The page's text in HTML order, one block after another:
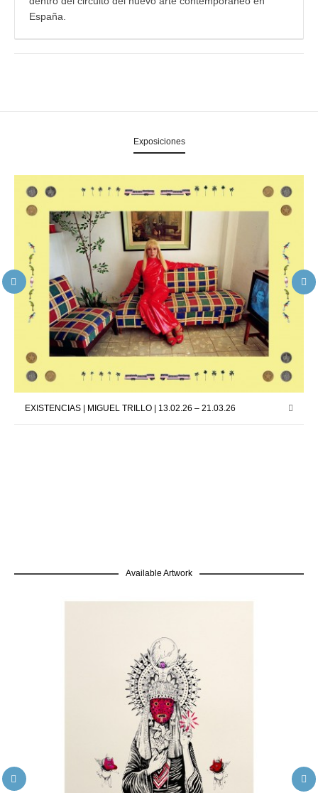
España.
Exposiciones
EXISTENCIAS | MIGUEL TRILLO | 13.02.26 – 21.03.26
Available Artwork